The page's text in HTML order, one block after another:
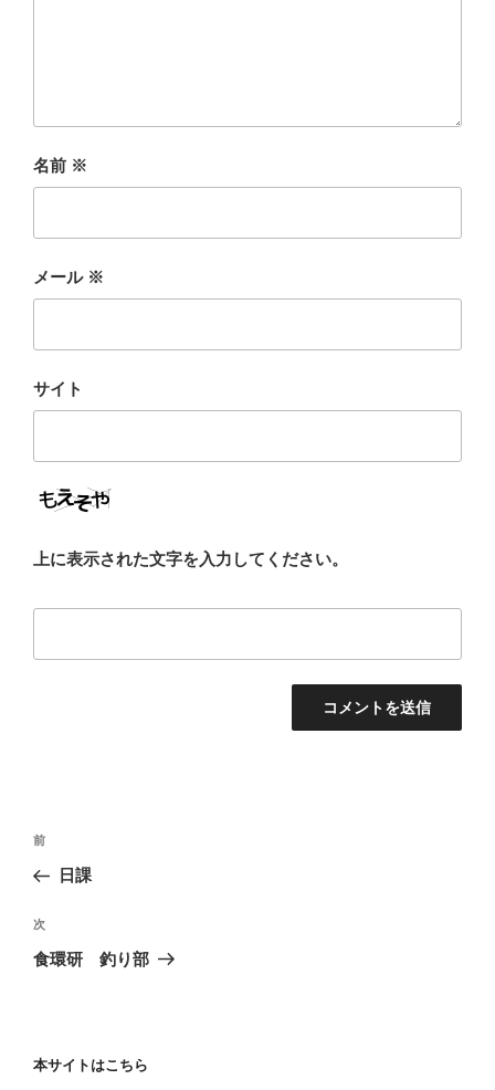
名前 ※
メール ※
サイト
上に表示された文字を入力してください。
投
ナ
ビ
ゲ
ン
前
の
稿
前
日課
次
の
次
食環研 釣り部
本サイトはこちら